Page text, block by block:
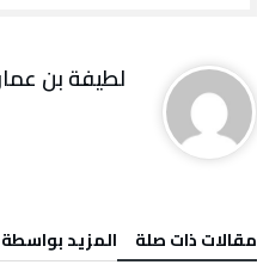
لطيفة بن
‫مقالات ذات صلة‬ ‫‫المزيد